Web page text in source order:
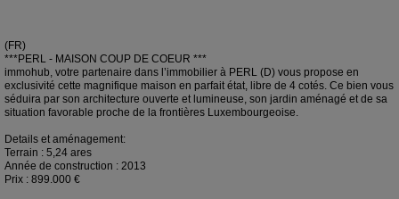
(FR)
***PERL - MAISON COUP DE COEUR ***
immohub, votre partenaire dans l’immobilier à PERL (D) vous propose en
exclusivité cette magnifique maison en parfait état, libre de 4 cotés. Ce bien vous
séduira par son architecture ouverte et lumineuse, son jardin aménagé et de sa
situation favorable proche de la frontières Luxembourgeoise.
Details et aménagement:
Terrain : 5,24 ares
Année de construction : 2013
Prix : 899.000 €